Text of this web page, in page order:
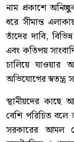
নাম প্রকাশে
ধরে সীমান্ত
তাঁদের দাবি,
এবং কতিপয়
চালিয়ে যাওয়ার
অভিযোগের স্বতন্ত্র
স্থানীয়দের
বেশি পরিচিত
সরকারের আমল